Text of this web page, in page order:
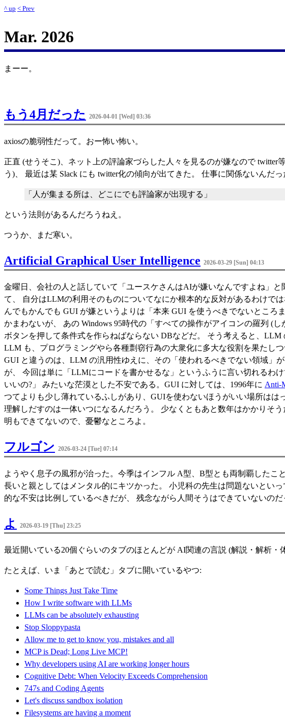
^ up < Prev
Mar. 2026
まーー。
もう4月だった 2026-04-01 [Wed] 03:36
axiosの脆弱性だって。おー怖い怖い。
正直 (せうそこ)、ネット上の評論家づらした人々を見るのが嫌なので
う)、 最近は某 Slack にも twitter化の傾向が出てきた。 仕事に関係ないんだ
「人が集まる所は、どこにでも評論家が出現する」
という法則があるんだろうねえ。
つうか、まだ寒い。
Artificial Graphical User Intelligence 2026-03-29 [Sun] 04:13
金曜日、会社の人と話していて「ユースケさんはAIが嫌いなんですよね」
て、 自分はLLMの利用そのものについてなにか根本的な反対があるわけで
んでもかんでも GUI が嫌というよりは「本来 GUI を使うべきでないところ
かまわないが、 あの Windows 95時代の「すべての操作がアイコンの羅列 (
ボタンを押して条件式を作らねばならない DBなどだ。 そう考えると、
LLM も、プログラミングやら各種剽窃行為の大衆化に多大な役割を果たし
GUI と違うのは、LLM の汎用性ゆえに、その「使われるべきでない領域」
が、 今回は単に「LLMにコードを書かせるな」というふうに言い切れるわ
いいの?」 みたいな茫漠とした不安である。GUI に対しては、1996年に Anti-
つてよりも少し薄れているふしがあり、GUIを使わないほうがいい場所は
理解しだすのは一体いつになるんだろう。 少なくともあと数年はかかりそ
明もできてないので、憂鬱なところよ。
フルゴン 2026-03-24 [Tue] 07:14
ようやく息子の風邪が治った。今季はインフル A型、B型とも両制覇した
長いと親としてはメンタル的にキツかった。 小児科の先生は問題ないとい
的な不安は比例しているべきだが、 残念ながら人間そうはできていないのだ
よ 2026-03-19 [Thu] 23:25
最近開いている20個ぐらいのタブのほとんどが AI関連の言説 (解説・解析
たとえば、いま「あとで読む」タブに開いているやつ:
Some Things Just Take Time
How I write software with LLMs
LLMs can be absolutely exhausting
Stop Sloppypasta
Allow me to get to know you, mistakes and all
MCP is Dead; Long Live MCP!
Why developers using AI are working longer hours
Cognitive Debt: When Velocity Exceeds Comprehension
747s and Coding Agents
Let's discuss sandbox isolation
Filesystems are having a moment